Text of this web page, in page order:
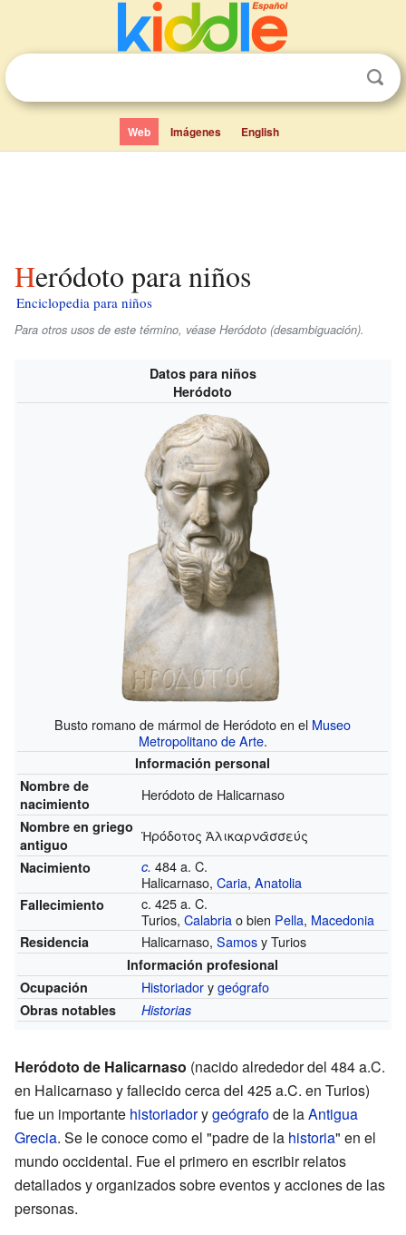
Web Imágenes English
Heródoto para niños
Enciclopedia para niños
Para otros usos de este término, véase Heródoto (desambiguación).
Datos para niños
Heródoto
Busto romano de mármol de Heródoto en el Museo
Metropolitano de Arte.
Información personal
Nombre de
nacimiento
Heródoto de Halicarnaso
Nombre en griego
antiguo
Ἡρόδοτος Ἁλικαρνᾱσσεύς
Nacimiento c. 484 a. C.
Halicarnaso,Caria,Anatolia
Fallecimiento
c. 425 a. C.
Turios,Calabriao bien Pella, Macedonia
Residencia Halicarnaso,Samosy Turios
Información profesional
Ocupación
Historiadorygeógrafo
Obras notables Historias
Heródoto de Halicarnaso (nacido alrededor del 484 a.C.
en Halicarnaso y fallecido cerca del 425 a.C. en Turios)
fue un importante historiadorygeógrafode laAntigua
Grecia. Se le conoce como el "padre de la historia" en el
mundo occidental. Fue el primero en escribir relatos
detallados y organizados sobre eventos y acciones de las
personas.